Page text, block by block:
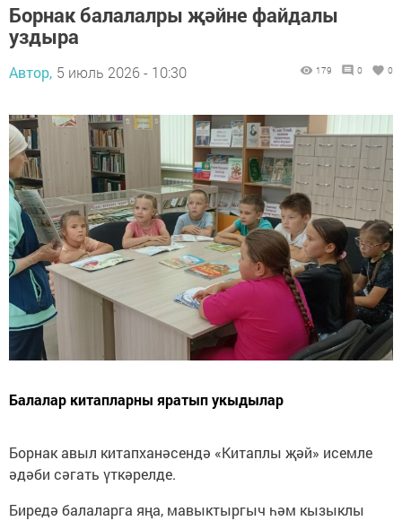
Борнак балалалры җәйне файдалы
уздыра
Автор, 5 июль 2026 - 10:30 179 0 0
Балалар китапларны яратып укыдылар
Борнак авыл китапханәсендә «Китаплы җәй» исемле
әдәби сәгать үткәрелде.
Биредә балаларга яңа, мавыктыргыч һәм кызыклы